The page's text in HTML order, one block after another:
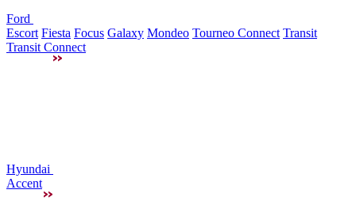
Ford
Escort Fiesta Focus Galaxy Mondeo Tourneo Connect Transit
Transit Connect
Hyundai
Accent